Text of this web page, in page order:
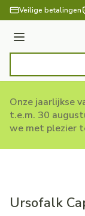
Ga naar de inhoud
Veilige betalingen
Menu
Onze jaarlijkse
t.e.m. 30
we met plezier
Ursofalk